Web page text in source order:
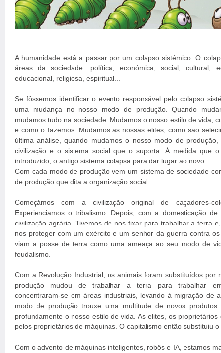
A humanidade está a passar por um colapso sistémico. O
áreas da sociedade: política, económica, social, cultural,
educacional, religiosa, espiritual...
Se fôssemos identificar o evento responsável pelo colapso
uma mudança no nosso modo de produção. Quando
mudamos tudo na sociedade. Mudamos o nosso estilo de vida,
e como o fazemos. Mudamos as nossas elites, como são
última análise, quando mudamos o nosso modo de
civilização e o sistema social que o suporta. À medida que
introduzido, o antigo sistema colapsa para dar lugar ao novo.
Com cada modo de produção vem um sistema de sociedade
de produção que dita a organização social.
Começámos com a civilização original de caçadores-
Experienciamos o tribalismo. Depois, com a domesticação
civilização agrária. Tivemos de nos fixar para trabalhar a terra
nos proteger com um exército e um senhor da guerra contra
viam a posse de terra como uma ameaça ao seu modo de
feudalismo.
Com a Revolução Industrial, os animais foram substituídos por
produção mudou de trabalhar a terra para trabalhar
concentraram-se em áreas industriais, levando à migração de
modo de produção trouxe uma multitude de novos produtos
profundamente o nosso estilo de vida. As elites, os
pelos proprietários de máquinas. O capitalismo então substituiu
Com o advento de máquinas inteligentes, robôs e IA, estamos